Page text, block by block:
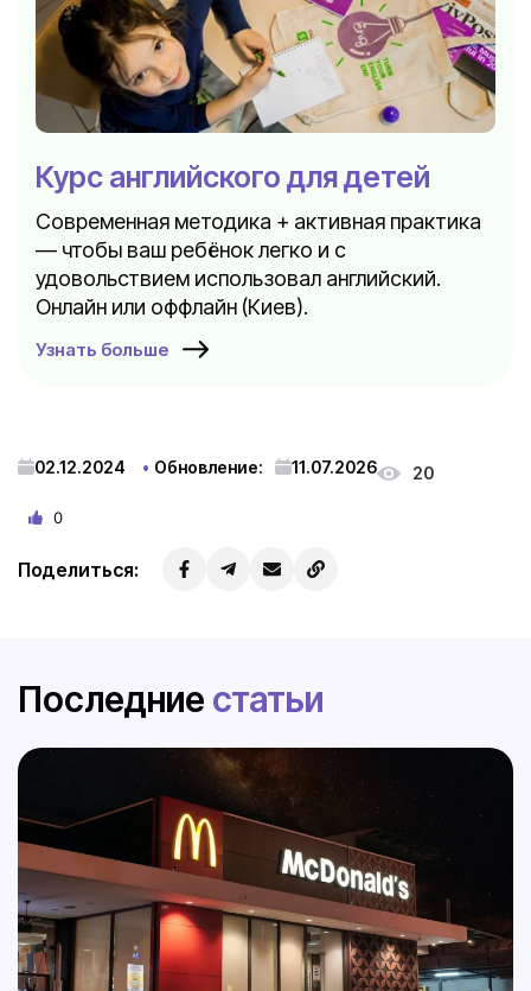
Курс английского для детей
Современная методика + активная практика
— чтобы ваш ребёнок легко и с
удовольствием использовал английский.
Онлайн или оффлайн (Киев).
Узнать больше
02.12.2024 Обновление: 11.07.2026 20
0
Поделиться:
Последние статьи